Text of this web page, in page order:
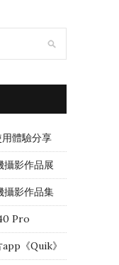
體驗分享
攝影作品展
攝影作品集
Pro
《Quik》